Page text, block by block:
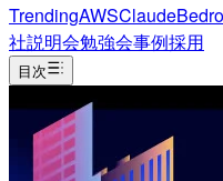
TrendingAWSClaude
社説明会勉強会事例採用
目次